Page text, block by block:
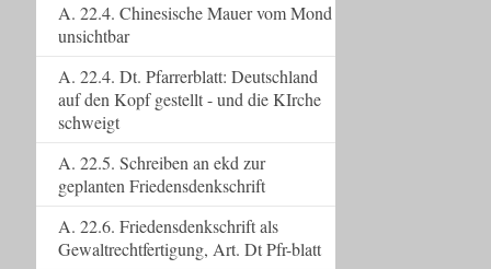
A. 22.4. Chinesische Mauer vom Mond
unsichtbar
A. 22.4. Dt. Pfarrerblatt: Deutschland
auf den Kopf gestellt - und die KIrche
schweigt
A. 22.5. Schreiben an ekd zur
geplanten Friedensdenkschrift
A. 22.6. Friedensdenkschrift als
Gewaltrechtfertigung, Art. Dt Pfr-blatt